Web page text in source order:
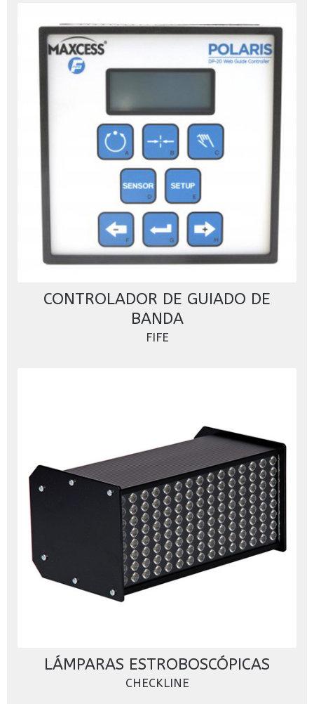
CONTROLADOR DE GUIADO DE
BANDA
FIFE
LÁMPARAS ESTROBOSCÓPICAS
CHECKLINE